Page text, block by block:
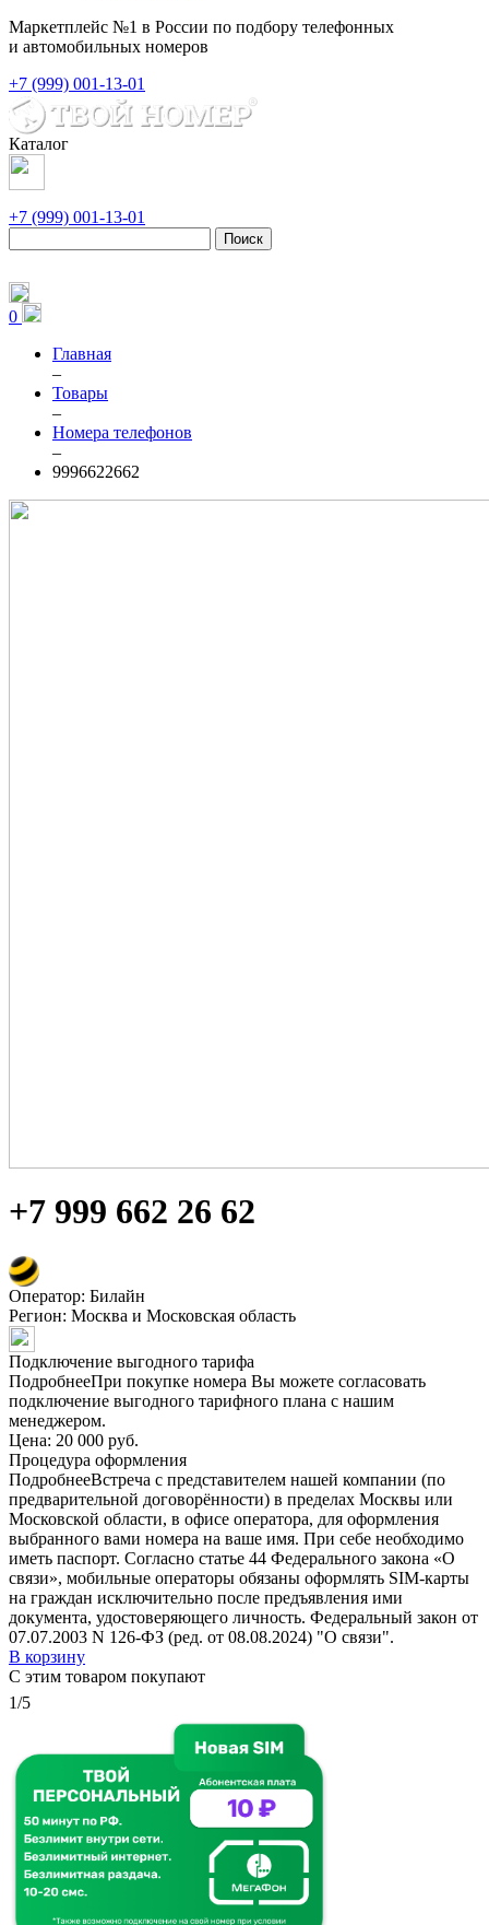
Маркетплейс №1 в России по подбору телефонных
и автомобильных номеров
+7 (999) 001-13-01
Каталог
+7 (999) 001-13-01
Поиск
0
Главная
–
Товары
–
Номера телефонов
–
9996622662
+7 999 662 26 62
Оператор: Билайн
Регион: Москва и Московская область
Подключение выгодного тарифа
ПодробнееПри покупке номера Вы можете согласовать
подключение выгодного тарифного плана с нашим
менеджером.
Цена: 20 000 руб.
Процедура оформления
ПодробнееВстреча с представителем нашей компании (по
предварительной договорённости) в пределах Москвы или
Московской области, в офисе оператора, для оформления
выбранного вами номера на ваше имя. При себе необходимо
иметь паспорт. Согласно статье 44 Федерального закона «О
связи», мобильные операторы обязаны оформлять SIM-карты
на граждан исключительно после предъявления ими
документа, удостоверяющего личность. Федеральный закон от
07.07.2003 N 126-ФЗ (ред. от 08.08.2024) "О связи".
В корзину
С этим товаром покупают
1/5